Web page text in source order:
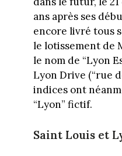
ans après ses
encore livré tous
le lotissement de
le nom de “Lyon
Lyon Drive (“rue
indices ont
“Lyon” fictif.
Saint Louis et